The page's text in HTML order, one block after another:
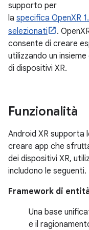
supporto per
la specifica OpenXR
selezionati
.
consente di creare
utilizzando un
di dispositivi XR.
Funzionalità
Android XR supporta
creare app che
dei dispositivi XR,
includono le seguenti.
Framework di
Una base
e il